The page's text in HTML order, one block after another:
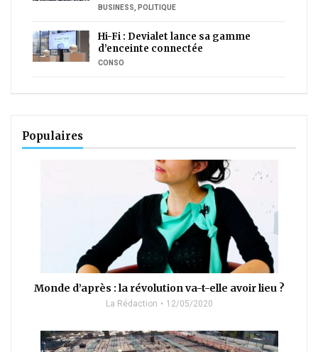
BUSINESS POLITIQUE
Hi-Fi : Devialet lance sa gamme
d’enceinte connectée
CONSO
Populaires
Monde d’après : la révolution va-t-elle avoir lieu ?
La Rédaction 12/05/2020